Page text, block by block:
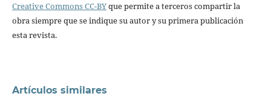
Creative Commons CC-BYque permite a terceros compartir la
obra siempre que se indique su autor y su primera publicación
esta revista.
Artículos similares